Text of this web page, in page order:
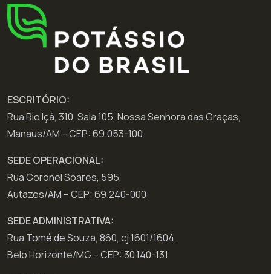
ESCRITÓRIO:
Rua Rio Içá, 310, Sala 105, Nossa Senhora das Graças,
Manaus/AM – CEP: 69.053-100
SEDE OPERACIONAL:
Rua Coronel Soares, 595,
Autazes/AM – CEP: 69.240-000
SEDE ADMINISTRATIVA:
Rua Tomé de Souza, 860, cj 1601/1604,
Belo Horizonte/MG – CEP: 30.140-131